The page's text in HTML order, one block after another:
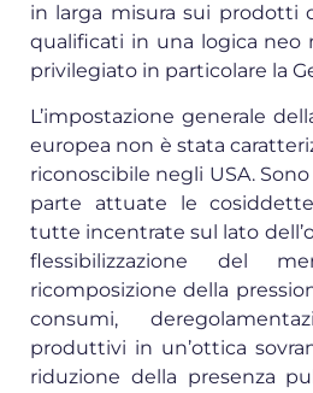
in larga misura sui prodotti
qualificati in una logica neo
privilegiato in particolare la
L’impostazione generale
europea non è stata
riconoscibile negli USA.
parte attuate le
tutte incentrate sul lato
flessibilizzazione del
ricomposizione della
consumi,
produttivi in un’ottica
riduzione della presenza